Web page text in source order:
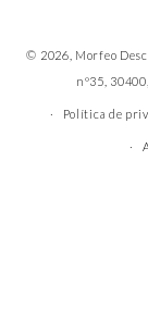
© 2026, Morfeo
nº35,
Política de